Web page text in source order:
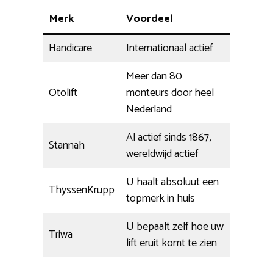
Merk
Voordeel
Handicare
Internationaal actief
Otolift
Meer dan 80
monteurs door heel
Nederland
Stannah
Al actief sinds 1867,
wereldwijd actief
ThyssenKrupp
U haalt absoluut een
topmerk in huis
Triwa
U bepaalt zelf hoe uw
lift eruit komt te zien